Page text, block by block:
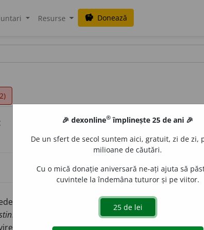
Resurse savings Donează
( ~ drept, stîng;ochi negri, albaștri,
turburi umflați, obosiți, înroșiți de lacrimi,
idioată;ochi de broască, de broscoiu, ochi
🎉 dexonline® împlinește 25 de ani 🎉
De un sfert de secol suntem aici, gratuit, zi de zi,
milioane de căutări.
Cu o mică donație aniversară ne-ați ajuta să
cuvintele la îndemâna tuturor și pe viitor.